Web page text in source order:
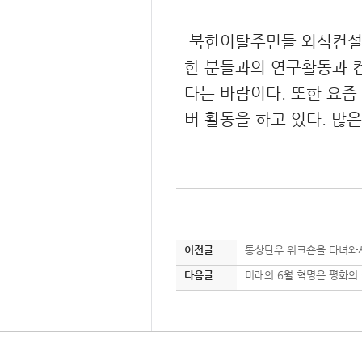
북한이탈주민들 외식컨
한 분들과의 연구활동과
다는 바람이다. 또한 요즘
버 활동을 하고 있다. 많
이전글 통상단우 워크숍을 다녀와
다음글 미래의 6월 혁명은 평화의